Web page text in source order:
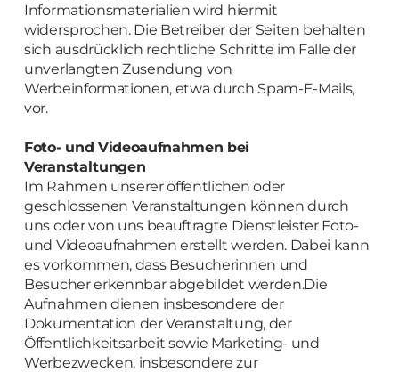
Informationsmaterialien wird hiermit
widersprochen. Die Betreiber der Seiten behalten
sich ausdrücklich rechtliche Schritte im Falle der
unverlangten Zusendung von
Werbeinformationen, etwa durch Spam-E-Mails,
vor.
Foto- und Videoaufnahmen bei
Veranstaltungen
Im Rahmen unserer öffentlichen oder
geschlossenen Veranstaltungen können durch
uns oder von uns beauftragte Dienstleister Foto-
und Videoaufnahmen erstellt werden. Dabei kann
es vorkommen, dass Besucherinnen und
Besucher erkennbar abgebildet werden.Die
Aufnahmen dienen insbesondere der
Dokumentation der Veranstaltung, der
Öffentlichkeitsarbeit sowie Marketing- und
Werbezwecken, insbesondere zur